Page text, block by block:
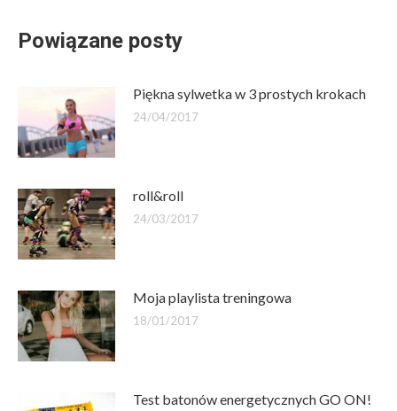
Powiązane posty
Piękna sylwetka w 3 prostych krokach
24/04/2017
roll&roll
24/03/2017
Moja playlista treningowa
18/01/2017
Test batonów energetycznych GO ON!